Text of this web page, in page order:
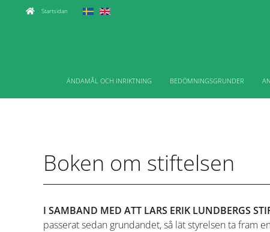
Fortsätt
Startsidan
ÄNDAMÅL OCH INRIKTNING BEDÖMNINGSGRUNDER
Boken om stiftelsen
I SAMBAND MED ATT LARS ERIK LUNDBERGS
passerat sedan grundandet, så lät styrelsen ta fram